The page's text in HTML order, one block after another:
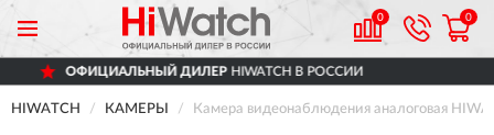
0 0
ДИЛЕРHIWATCH В РОССИИ
HIWATCH КАМЕРЫ Камера видеонаблюдения аналоговая